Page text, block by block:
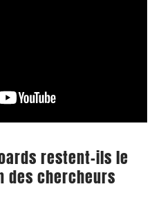
restent-ils le
des chercheurs